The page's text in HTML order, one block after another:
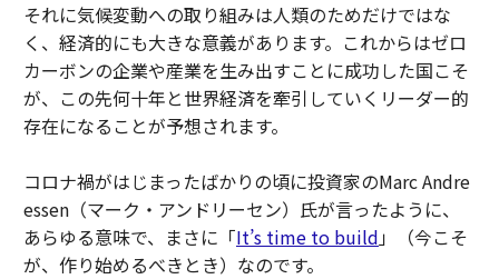
それに気候変動への取り組みは人類のためだけではな
く、経済的にも大きな意義があります。これからはゼロ
カーボンの企業や産業を生み出すことに成功した国こそ
が、この先何十年と世界経済を牽引していくリーダー的
存在になることが予想されます。
コロナ禍がはじまったばかりの頃に投資家のMarc Andre
essen（マーク・アンドリーセン）氏が言ったように、
あらゆる意味で、まさに「It’s time to build」（今こそ
が、作り始めるべきとき）なのです。